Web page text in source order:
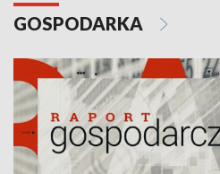
GOSPODARKA